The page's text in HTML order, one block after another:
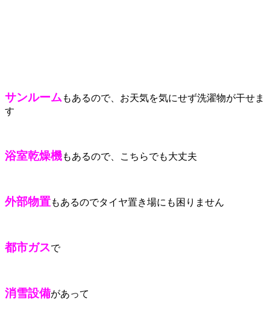
サンルーム もあるので、お天気を気にせず洗濯物が干せま
す
浴室乾燥機もあるので、こちらでも大丈夫
外部物置もあるのでタイヤ置き場にも困りません
都市ガスで
消雪設備があって